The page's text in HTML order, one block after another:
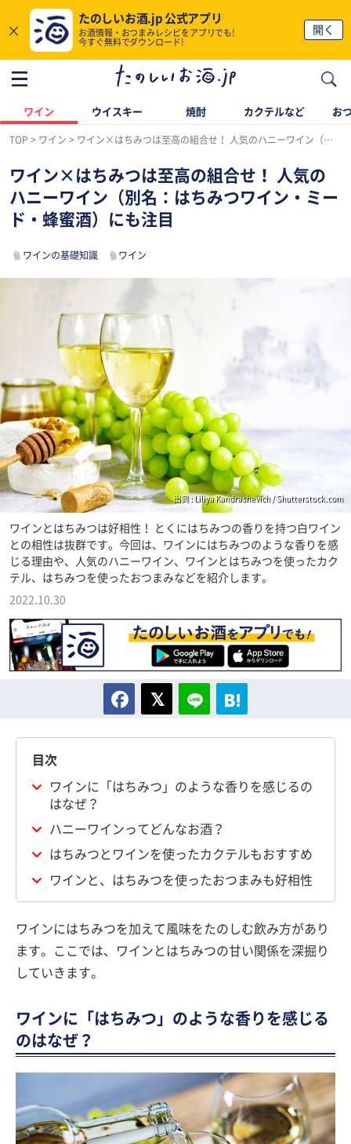
×
たのしいお酒.jp 公式アプリ
お酒情報・おつまみレシピをアプリでも!
今すぐ無料でダウンロード!
開く
ワイン ウイスキー 焼酎 カクテルなど お
TOP ワイン ワイン×はちみつは至高の組合せ！ 人気のハニーワイン（別名：はちみつワイン・ミード・蜂蜜酒）にも注目
ワイン×はちみつは至高の組合せ！ 人気の
ハニーワイン（別名：はちみつワイン・ミー
ド・蜂蜜酒）にも注目
ワインの基礎知識 ワイン
出典 : Liliya Kandrashevich / Shutterstock.com
ワインとはちみつは好相性！ とくにはちみつの香りを持つ白ワイン
との相性は抜群です。今回は、ワインにはちみつのような香りを感
じる理由や、人気のハニーワイン、ワインとはちみつを使ったカク
テル、はちみつを使ったおつまみなどを紹介します。
2022.10.30
目次
ワインに「はちみつ」のような香りを感じるの
はなぜ？
ハニーワインってどんなお酒？
はちみつとワインを使ったカクテルもおすすめ
ワインと、はちみつを使ったおつまみも好相性
ワインにはちみつを加えて風味をたのしむ飲み方があり
ます。ここでは、ワインとはちみつの甘い関係を深掘り
していきます。
ワインに「はちみつ」のような香りを感じる
のはなぜ？